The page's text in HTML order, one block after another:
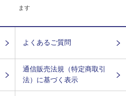
ます
よくあるご質問
通信販売法規（特定商取引
法）に基づく表示